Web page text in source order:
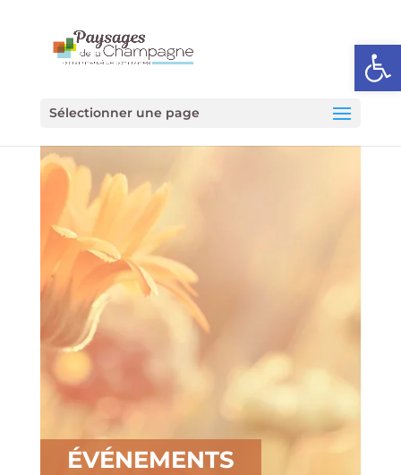
Ouvrir
Sélectionner une page
ÉVÉNEMENTS